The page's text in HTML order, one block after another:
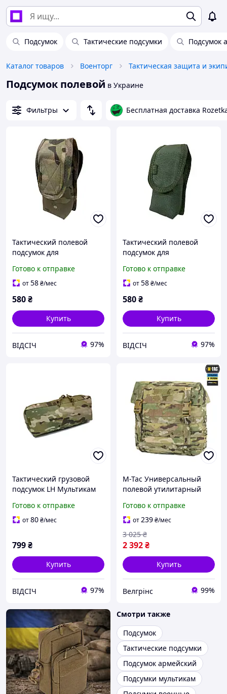
Подсумок Тактические подсумки Подсумок
Каталог товаров Военторг Тактическая защита и
Подсумок полевой в Украине
Фильтры Бесплатная доставка
Тактический полевой
подсумок для
(мультикам)
Готово к отправке
от58₴/мес
580₴
Купить
ВІДСІЧ 97%
Тактический полевой
подсумок для
(олива)
Готово к отправке
от58₴/мес
580₴
Купить
ВІДСІЧ 97%
Тактический грузовой
подсумок LH Мультикам
универсальный подсумок
для боевого и полевого
Готово к отправке
от80₴/мес
799₴
Купить
ВІДСІЧ 97%
M-Tac Универсальный
полевой утилитарный
мультикам GEN.3 XL
Навесная штурмовая
сумка
Готово к отправке
от239₴/мес
2 392₴
3 025 ₴
Купить
Велгрінс 99%
Смотри также
Подсумок
Тактические подсумки
Подсумок армейский
Подсумки мультикам